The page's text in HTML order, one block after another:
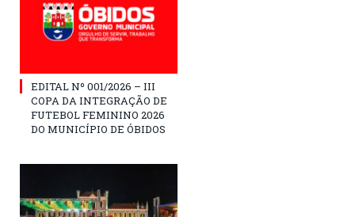
EDITAL Nº 001/2026 – III
COPA DA INTEGRAÇÃO DE
FUTEBOL FEMININO 2026
DO MUNICÍPIO DE ÓBIDOS